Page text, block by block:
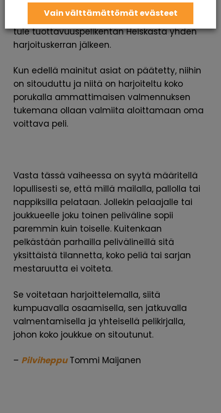
määrämuotoisesti valittua pelisuunnitelmaa.
Myös tämä vaatii toistoja, eikä kenestäkään
tule tuottavuuspelikentän Heiskasta yhden
harjoituskerran jälkeen.
Kun edellä mainitut asiat on päätetty, niihin
on sitouduttu ja niitä on harjoiteltu koko
porukalla ammattimaisen valmennuksen
tukemana ollaan valmiita aloittamaan oma
voittava peli.
Vasta tässä vaiheessa on syytä määritellä
lopullisesti se, että millä mailalla, pallolla tai
nappiksilla pelataan. Jollekin pelaajalle tai
joukkueelle joku toinen peliväline sopii
paremmin kuin toiselle. Kuitenkaan
pelkästään parhailla pelivälineillä sitä
yksittäistä tilannetta, koko peliä tai sarjan
mestaruutta ei voiteta.
Se voitetaan harjoittelemalla, siitä
kumpuavalla osaamisella, sen jatkuvalla
valmentamisella ja yhteisellä pelikirjalla,
johon koko joukkue on sitoutunut.
– PilviheppuTommi Maijanen
Vain välttämättömät evästeet